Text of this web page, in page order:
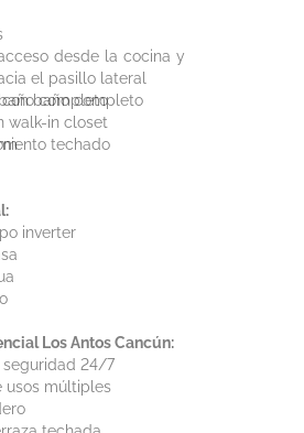
desde la cocina y
el pasillo lateral
completo
techado
baño completo
walk-in closet
inverter
Los Antos Cancún:
24/7
usos múltiples